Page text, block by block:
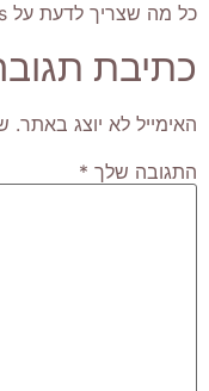
כל מה שצריך לדעת על Château de Versailles
כתיבת
האימייל לא יוצג באתר.
התגובה שלך *